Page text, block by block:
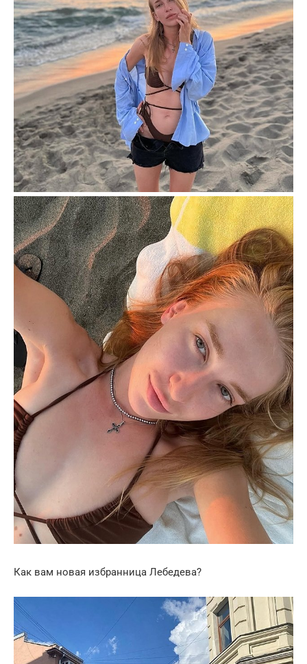
Как вам новая избранница Лебедева?